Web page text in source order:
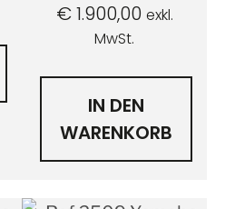
€1.900,00 exkl.
MwSt.
IN DEN
WARENKORB